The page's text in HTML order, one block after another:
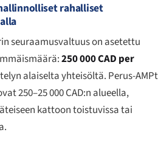
rahalliset
seuraamusvaltuus on asetettu
250 000 CAD per
alaiselta yhteisöltä. Perus-AMPt
250–25 000 CAD:n alueella,
kattoon toistuvissa tai